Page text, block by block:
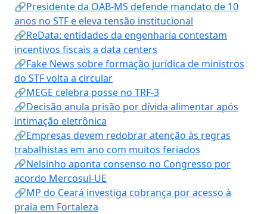
🔗Presidente da OAB-MS defende mandato de 10
anos no STF e eleva tensão institucional
🔗ReData: entidades da engenharia contestam
incentivos fiscais a data centers
🔗Fake News sobre formação jurídica de ministros
do STF volta a circular
🔗MEGE celebra posse no TRF-3
🔗Decisão anula prisão por dívida alimentar após
intimação eletrônica
🔗Empresas devem redobrar atenção às regras
trabalhistas em ano com muitos feriados
🔗Nelsinho aponta consenso no Congresso por
acordo Mercosul-UE
🔗MP do Ceará investiga cobrança por acesso à
praia em Fortaleza